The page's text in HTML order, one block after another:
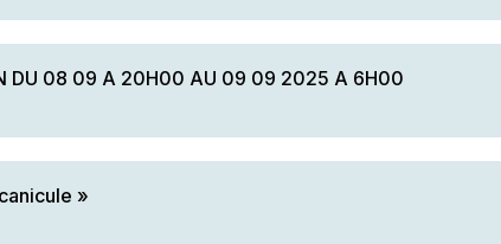
DU 08 09 A 20H00 AU 09 09 2025 A 6H00
»